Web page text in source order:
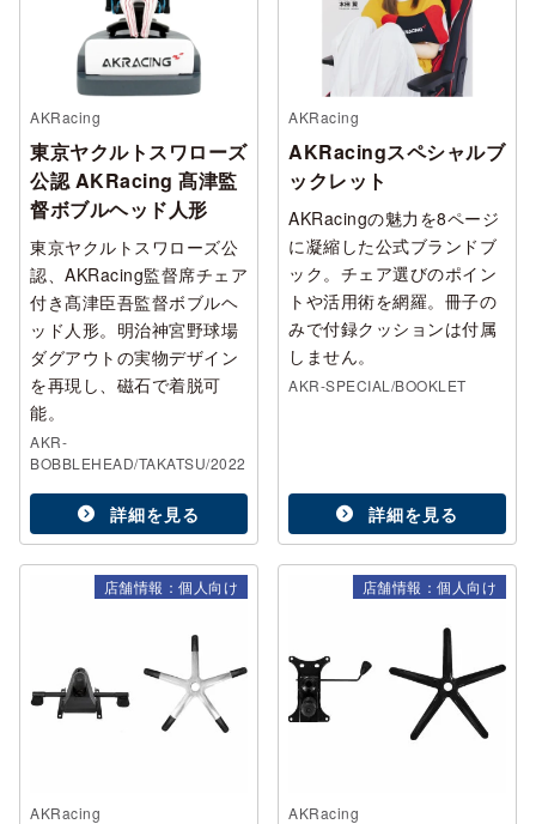
AKRacing
東京ヤクルトスワローズ
公認 AKRacing 髙津監
督ボブルヘッド人形
東京ヤクルトスワローズ公
認、AKRacing監督席チェア
付き髙津臣吾監督ボブルヘ
ッド人形。明治神宮野球場
ダグアウトの実物デザイン
を再現し、磁石で着脱可
能。
AKR-
BOBBLEHEAD/TAKATSU/2022
詳細を見る
AKRacing
AKRacingスペシャルブ
ックレット
AKRacingの魅力を8ページ
に凝縮した公式ブランドブ
ック。チェア選びのポイン
トや活用術を網羅。冊子の
みで付録クッションは付属
しません。
AKR-SPECIAL/BOOKLET
詳細を見る
店舗情報：個人向け
AKRacing
店舗情報：個人向け
AKRacing